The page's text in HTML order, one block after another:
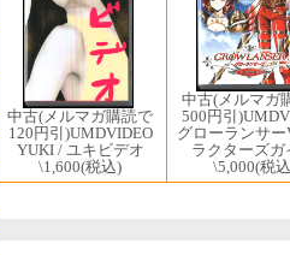
中古(メルマガ購読で
120円引)UMDVIDEO
YUKI / ユキビデオ
\1,600(税込)
中古(メルマガ
500円引
グローランサー
ラクターズガ
\5,000(税